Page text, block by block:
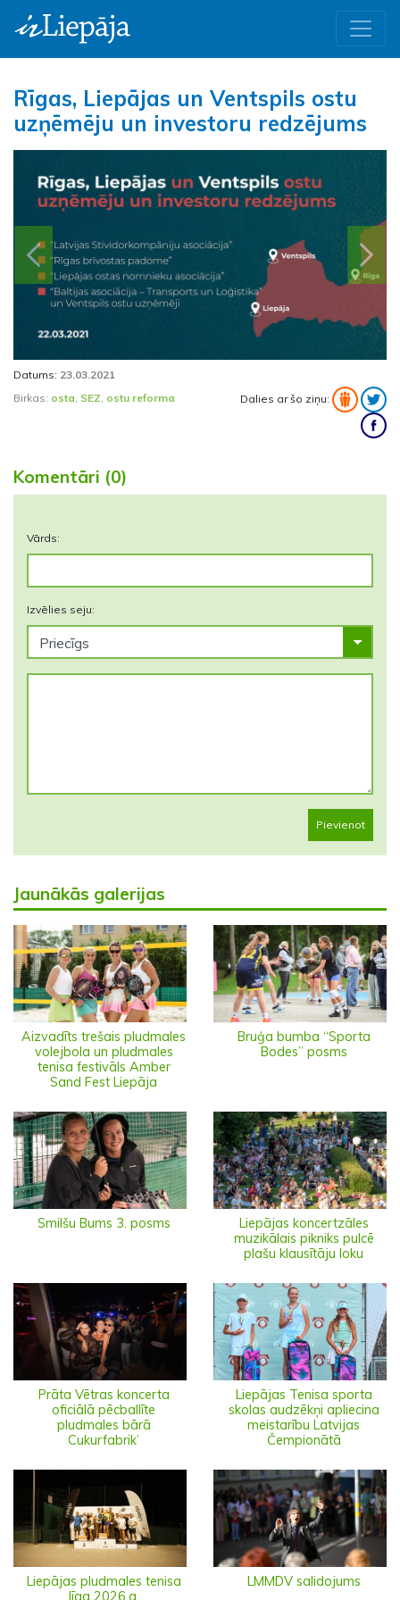
Rīgas, Liepājas un Ventspils ostu
uzņēmēju un investoru redzējums
Iepriekšējā
Datums: 23.03.2021
Birkas: osta SEZ ostu reforma Dalies ar šo ziņu:
Komentāri (0)
Vārds:
Izvēlies seju:
Pievienot
Jaunākās galerijas
Aizvadīts trešais pludmales
volejbola un pludmales
tenisa festivāls Amber
Sand Fest Liepāja
Bruģa bumba “Sporta
Bodes” posms
Smilšu Bums 3. posms
Liepājas koncertzāles
muzikālais pikniks pulcē
plašu klausītāju loku
Prāta Vētras koncerta
oficiālā pēcballīte
pludmales bārā
Cukurfabrik’
Liepājas Tenisa sporta
skolas audzēkņi apliecina
meistarību Latvijas
Čempionātā
Liepājas pludmales tenisa
līga 2026.g.
LMMDV salidojums